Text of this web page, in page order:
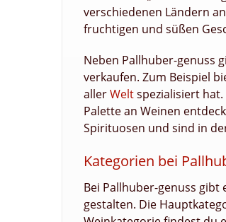
verschiedenen Ländern
fruchtigen und süßen
Neben Pallhuber-genuss
verkaufen. Zum Beispiel
allerWeltspezialisiert
Palette an Weinen
Spirituosen und sind in
Kategorien bei
Bei Pallhuber-genuss
gestalten. Die